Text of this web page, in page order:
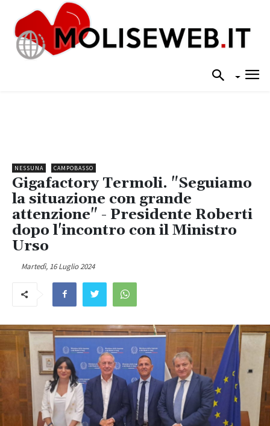
NESSUNA CAMPOBASSO
Gigafactory Termoli. "Seguiamo
la situazione con grande
attenzione" - Presidente Roberti
dopo l'incontro con il Ministro
Urso
Martedì, 16 Luglio 2024